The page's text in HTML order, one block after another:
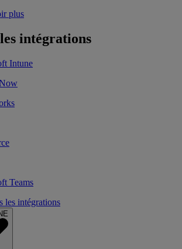
plus
intégrations
Intune
Teams
les intégrations